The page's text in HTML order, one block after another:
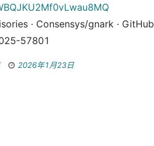
· Consensys/gnark · GitHub
57801
2026年1月23日